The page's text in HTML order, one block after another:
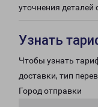
уточнения деталей
Узнать
Чтобы узнать
доставки, тип
Город отправки